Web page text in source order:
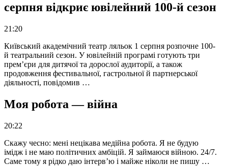
серпня відкриє ювілейний 100-й сезон
21:20
Київський академічний театр ляльок 1 серпня розпочне 100-
й театральний сезон. У ювілейній програмі готують три
прем’єри для дитячої та дорослої аудиторії, а також
продовження фестивальної, гастрольної й партнерської
діяльності, повідомив …
Моя робота — війна
20:22
Скажу чесно: мені нецікава медійна робота. Я не будую
імідж і не маю політичних амбіцій. Я займаюся війною. 24/7.
Саме тому я рідко даю інтерв’ю і майже ніколи не пишу …